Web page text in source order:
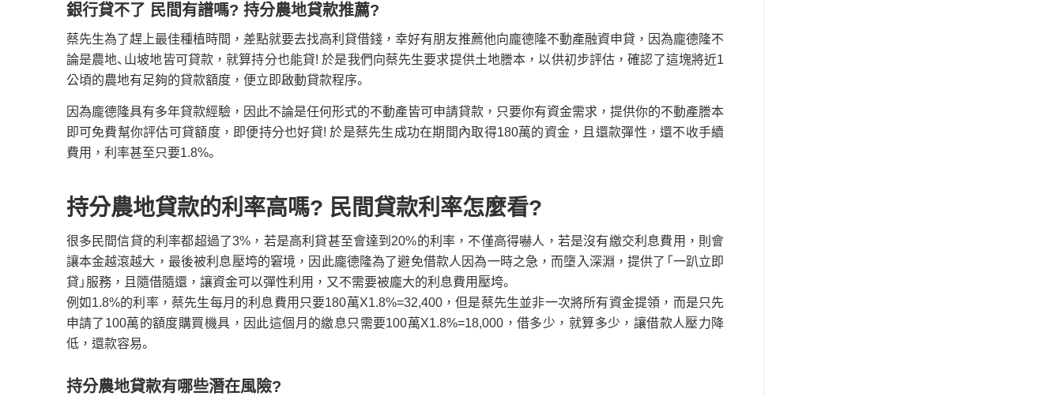
銀行貸不了 民間有譜嗎? 持分農地貸款推薦?
蔡先生為了趕上最佳種植時間，差點就要去找高利貸借錢，幸好有朋友推薦他向龐德隆不動產融資申貸，因為龐德隆不
論是農地、山坡地皆可貸款，就算持分也能貸! 於是我們向蔡先生要求提供土地謄本，以供初步評估，確認了這塊將近1
公頃的農地有足夠的貸款額度，便立即啟動貸款程序。
因為龐德隆具有多年貸款經驗，因此不論是任何形式的不動產皆可申請貸款，只要你有資金需求，提供你的不動產謄本
即可免費幫你評估可貸額度，即便持分也好貸! 於是蔡先生成功在期間內取得180萬的資金，且還款彈性，還不收手續
費用，利率甚至只要1.8%。
持分農地貸款的利率高嗎? 民間貸款利率怎麼看?
很多民間信貸的利率都超過了3%，若是高利貸甚至會達到20%的利率，不僅高得嚇人，若是沒有繳交利息費用，則會
讓本金越滾越大，最後被利息壓垮的窘境，因此龐德隆為了避免借款人因為一時之急，而墮入深淵，提供了「一趴立即
貸」服務，且隨借隨還，讓資金可以彈性利用，又不需要被龐大的利息費用壓垮。
例如1.8%的利率，蔡先生每月的利息費用只要180萬X1.8%=32,400，但是蔡先生並非一次將所有資金提領，而是只先
申請了100萬的額度購買機具，因此這個月的繳息只需要100萬X1.8%=18,000，借多少，就算多少，讓借款人壓力降
低，還款容易。
持分農地貸款有哪些潛在風險?